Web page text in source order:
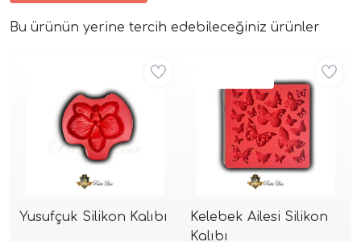
Bu ürünün yerine tercih edebileceğiniz ürünler
Yusufçuk Silikon Kalıbı
Kelebek Ailesi Silikon
Kalıbı